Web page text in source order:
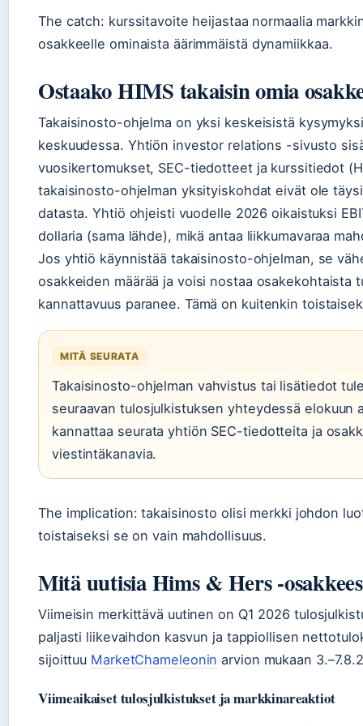
The catch: kurssitavoite heijastaa normaalia
osakkeelle ominaista äärimmäistä dynamiikkaa.
Ostaako HIMS takaisin omia
Takaisinosto-ohjelma on yksi keskeisistä
keskuudessa. Yhtiön investor relations -sivusto
vuosikertomukset, SEC-tiedotteet ja kurssitiedot
takaisinosto-ohjelman yksityiskohdat eivät ole
datasta. Yhtiö ohjeisti vuodelle 2026 oikaistuksi
dollaria (sama lähde), mikä antaa liikkumavaraa
Jos yhtiö käynnistää takaisinosto-ohjelman, se
osakkeiden määrää ja voisi nostaa
kannattavuus paranee. Tämä on kuitenkin
MITÄ SEURATA
Takaisinosto-ohjelman vahvistus tai lisätiedot
seuraavan tulosjulkistuksen yhteydessä elokuun
kannattaa seurata yhtiön SEC-tiedotteita ja
viestintäkanavia.
The implication: takaisinosto olisi merkki johdon
toistaiseksi se on vain mahdollisuus.
Mitä uutisia Hims & Hers -
Viimeisin merkittävä uutinen on Q1 2026
paljasti liikevaihdon kasvun ja tappiollisen
sijoittuu MarketChameleonin arvion mukaan
Viimeaikaiset tulosjulkistukset ja markkinareaktiot